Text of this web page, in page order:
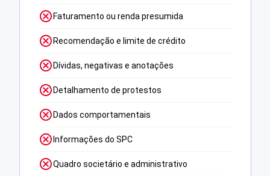
Faturamento ou renda presumida
Recomendação e limite de crédito
Dívidas, negativas e anotações
Detalhamento de protestos
Dados comportamentais
Informações do SPC
Quadro societário e administrativo